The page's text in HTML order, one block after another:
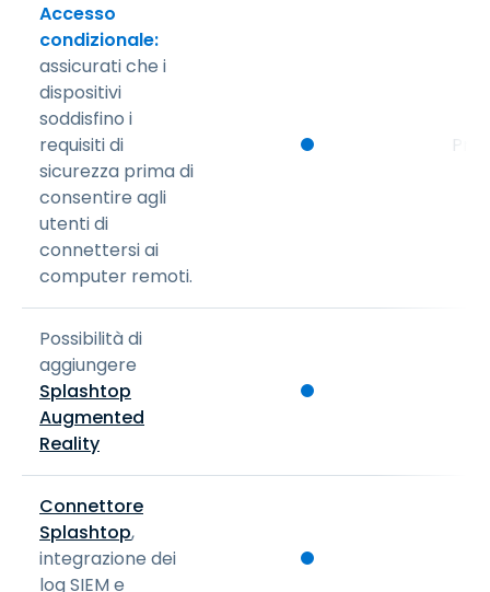
Accesso
condizionale:
assicurati che i
dispositivi
soddisfino i
requisiti di
sicurezza prima di
consentire agli
utenti di
connettersi ai
computer remoti.
Possibilità di
aggiungere
Splashtop
Augmented
Reality
Connettore
Splashtop,
integrazione dei
log SIEM e